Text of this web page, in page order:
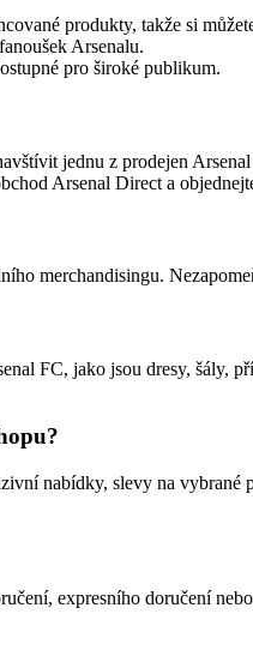
produkty, takže si
Arsenalu.
pro široké publikum.
jednu z prodejen
Arsenal Direct a
merchandisingu.
FC, jako jsou dresy, šály,
nabídky, slevy na vybrané
expresního doručení